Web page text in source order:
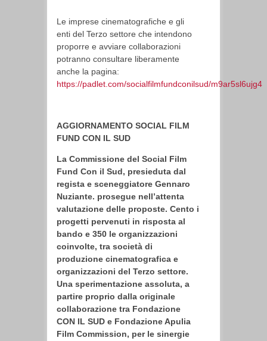
Le imprese cinematografiche e gli
enti del Terzo settore che intendono
proporre e avviare collaborazioni
potranno consultare liberamente
anche la pagina:
https://padlet.com/socialfilmfundconilsud/m9ar5sl6ujg4
AGGIORNAMENTO SOCIAL FILM
FUND CON IL SUD
La Commissione del Social Film
Fund Con il Sud, presieduta dal
regista e sceneggiatore Gennaro
Nuziante. prosegue nell’attenta
valutazione delle proposte. Cento i
progetti pervenuti in risposta al
bando e 350 le organizzazioni
coinvolte, tra società di
produzione cinematografica e
organizzazioni del Terzo settore.
Una sperimentazione assoluta, a
partire proprio dalla originale
collaborazione tra Fondazione
CON IL SUD e Fondazione Apulia
Film Commission, per le sinergie